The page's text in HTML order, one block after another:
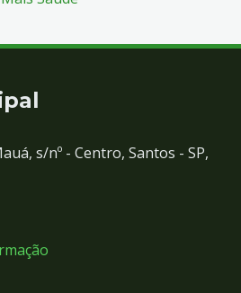
s/nº - Centro, Santos - SP,